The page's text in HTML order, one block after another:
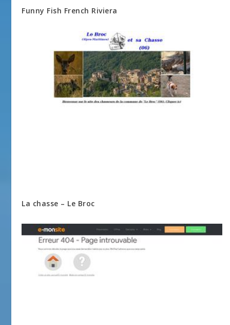
Funny Fish French Riviera
La chasse – Le Broc